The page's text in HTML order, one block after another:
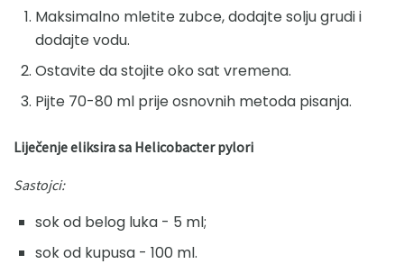
Maksimalno mletite zubce, dodajte solju grudi i
dodajte vodu.
Ostavite da stojite oko sat vremena.
Pijte 70-80 ml prije osnovnih metoda pisanja.
Liječenje eliksira sa Helicobacter pylori
Sastojci:
sok od belog luka - 5 ml;
sok od kupusa - 100 ml.